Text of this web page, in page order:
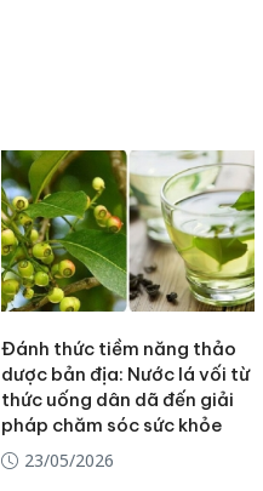
Đánh thức tiềm năng thảo
dược bản địa: Nước lá vối từ
thức uống dân dã đến giải
pháp chăm sóc sức khỏe
23/05/2026